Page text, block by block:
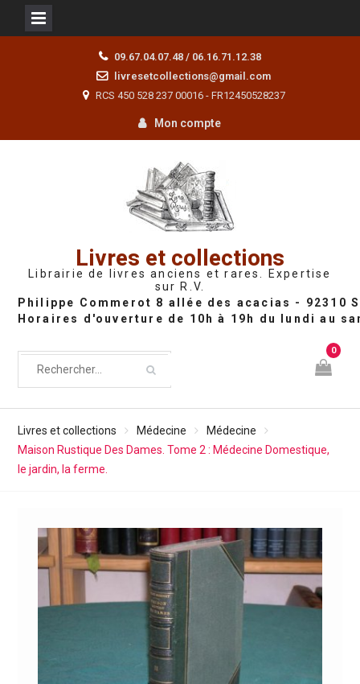
09.67.04.07.48 / 06.16.71.12.38
livresetcollections@gmail.com
RCS 450 528 237 00016 - FR12450528237
Mon compte
Livres et collections
Librairie de livres anciens et rares. Expertise
sur R.V.
0
Livres et collections Médecine
Médecine
Maison Rustique Des Dames. Tome 2 : Médecine Domestique,
le jardin, la ferme.